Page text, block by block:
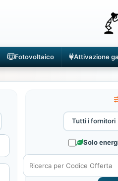
Fotovoltaico Attivazione
Tutti i fornitori
Solo